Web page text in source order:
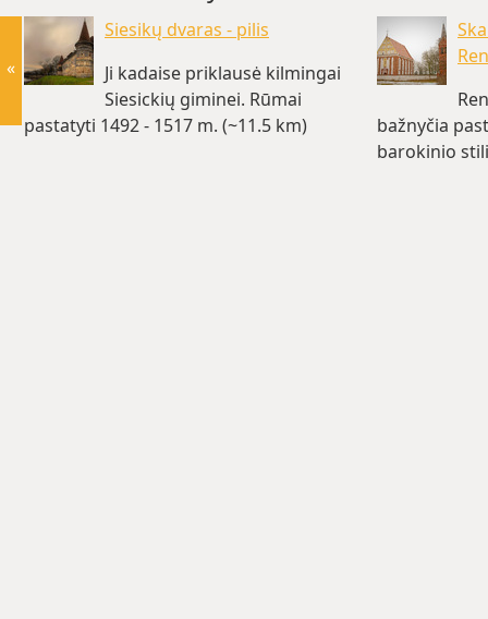
Siesikų dvaras - pilis
Ji kadaise priklausė kilmingai
Siesickių giminei. Rūmai
pastatyti 1492 - 1517 m. (~11.5 km)
bažnyčia
barokinio
«